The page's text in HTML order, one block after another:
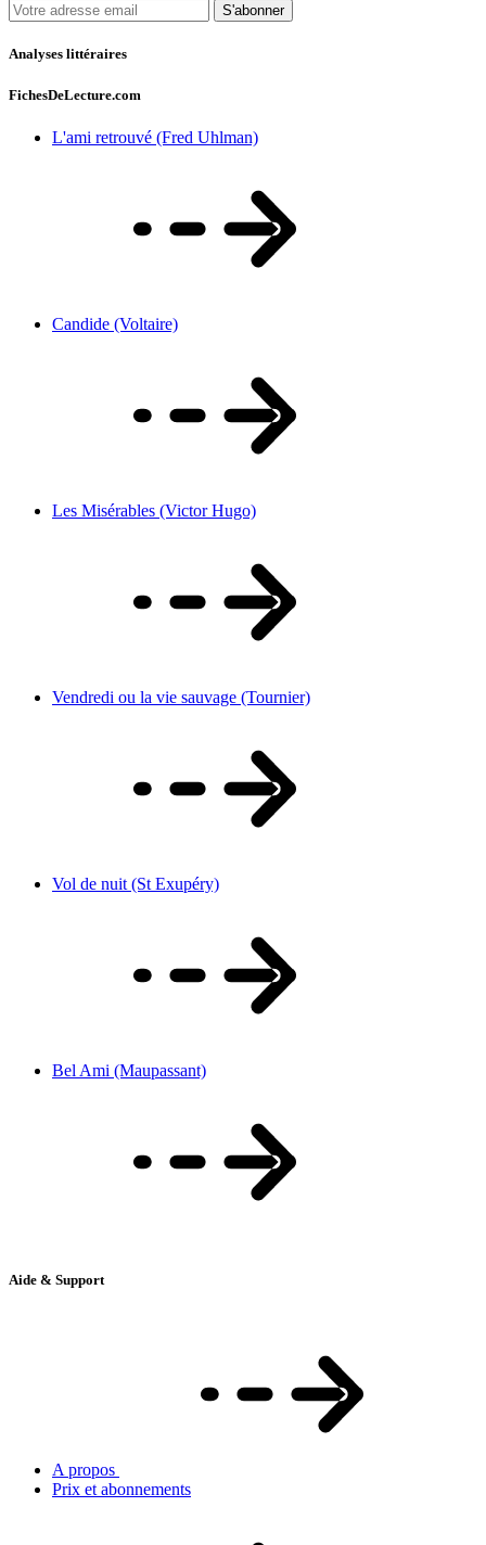
S'abonner
Analyses littéraires
FichesDeLecture.com
L'ami retrouvé (Fred Uhlman)
Candide (Voltaire)
Les Misérables (Victor Hugo)
Vendredi ou la vie sauvage (Tournier)
Vol de nuit (St Exupéry)
Bel Ami (Maupassant)
Aide & Support
A propos
Prix et abonnements